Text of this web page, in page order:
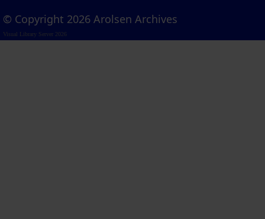
© Copyright 2026 Arolsen Archives
Visual Library Server 2026